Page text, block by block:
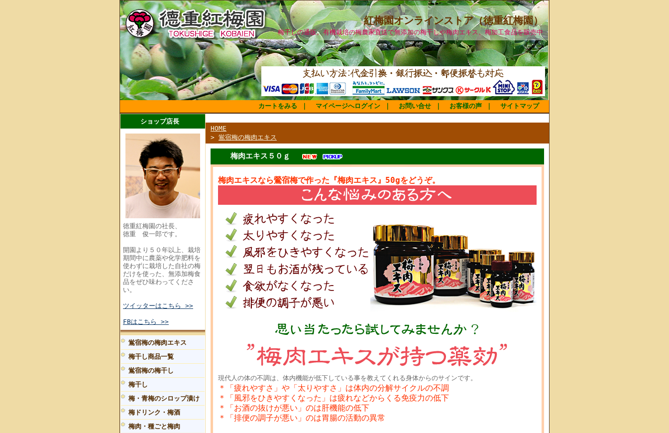
紅梅園オンラインストア（徳重紅梅園）
梅干しの通販。有機栽培の梅農家直送で無添加の梅干しや梅肉エキス、梅加工食品を販売中
カートをみる マイページへログイン お問い合せ お客様の声 サイトマップ
ショップ店長
徳重紅梅園の社長、
徳重 俊一郎です。
開園より５０年以上、栽培
期間中に農薬や化学肥料を
使わずに栽培した自社の梅
だけを使った、無添加梅食
品をぜひ味わってくださ
い。
ツイッターはこちら >>
FBはこちら >>
鴬宿梅の梅肉エキス
梅干し商品一覧
鴬宿梅の梅干し
梅干し
梅・青梅のシロップ漬け
梅ドリンク・梅酒
梅肉・種ごと梅肉
HOME
> 鴬宿梅の梅肉エキス
梅肉エキス５０ｇ
梅肉エキスなら鶯宿梅で作った『梅肉エキス』50gをどうぞ。
現代人の体の不調は、体内機能が低下している事を教えてくれる身体からのサインです。
＊「疲れやすさ」や「太りやすさ」は体内の分解サイクルの不調
＊「風邪をひきやすくなった」は疲れなどからくる免疫力の低下
＊「お酒の抜けが悪い」のは肝機能の低下
＊「排便の調子が悪い」のは胃腸の活動の異常